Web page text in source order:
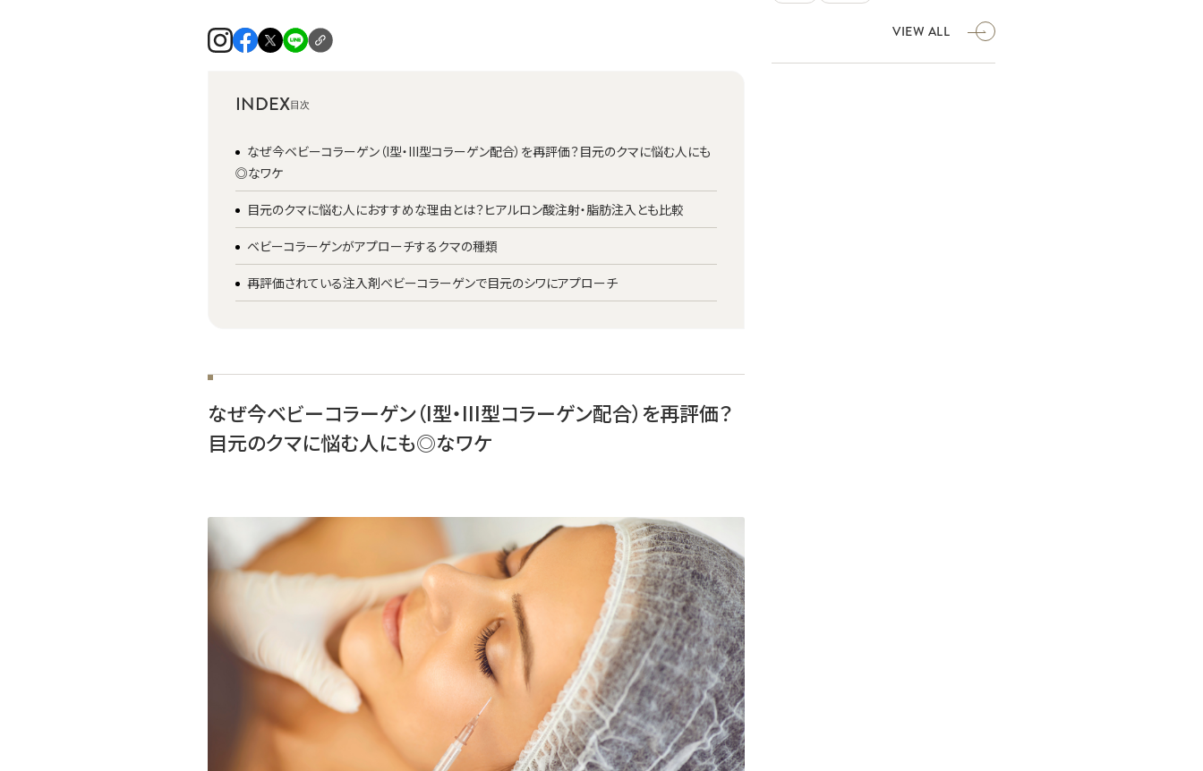
INDEX
なぜ今ベビーコラーゲン（I型・III型コラーゲン配合）を再評価？目元のクマに悩む人にも
◎なワケ
目元のクマに悩む人におすすめな理由とは？ヒアルロン酸注射・脂肪注入とも比較
ベビーコラーゲンがアプローチするクマの種類
再評価されている注入剤ベビーコラーゲンで目元のシワにアプローチ
なぜ今ベビーコラーゲン（I型・III型コラーゲン配合）を再評価？
目元のクマに悩む人にも◎なワケ
VIEW ALL